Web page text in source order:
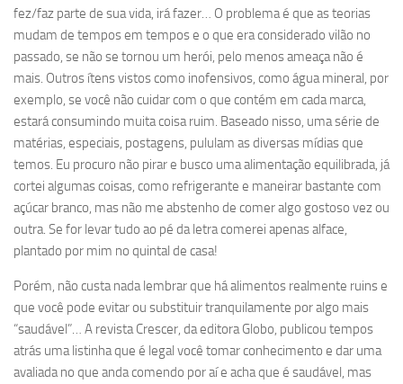
fez/faz parte de sua vida, irá fazer… O problema é que as teorias
mudam de tempos em tempos e o que era considerado vilão no
passado, se não se tornou um herói, pelo menos ameaça não é
mais. Outros ítens vistos como inofensivos, como água mineral, por
exemplo, se você não cuidar com o que contém em cada marca,
estará consumindo muita coisa ruim. Baseado nisso, uma série de
matérias, especiais, postagens, pululam as diversas mídias que
temos. Eu procuro não pirar e busco uma alimentação equilibrada, já
cortei algumas coisas, como refrigerante e maneirar bastante com
açúcar branco, mas não me abstenho de comer algo gostoso vez ou
outra. Se for levar tudo ao pé da letra comerei apenas alface,
plantado por mim no quintal de casa!
Porém, não custa nada lembrar que há alimentos realmente ruins e
que você pode evitar ou substituir tranquilamente por algo mais
“saudável”… A revista Crescer, da editora Globo, publicou tempos
atrás uma listinha que é legal você tomar conhecimento e dar uma
avaliada no que anda comendo por aí e acha que é saudável, mas